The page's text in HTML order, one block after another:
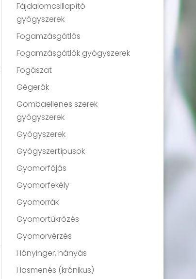
Fájdalomcsillapító
gyógyszerek
Fogamzásgátlás
Fogamzásgátlók gyógyszerek
Fogászat
Gégerák
Gombaellenes szerek
gyógyszerek
Gyógyszerek
Gyógyszertípusok
Gyomorfájás
Gyomorfekély
Gyomorrák
Gyomortükrözés
Gyomorvérzés
Hányinger, hányás
Hasmenés (krónikus)